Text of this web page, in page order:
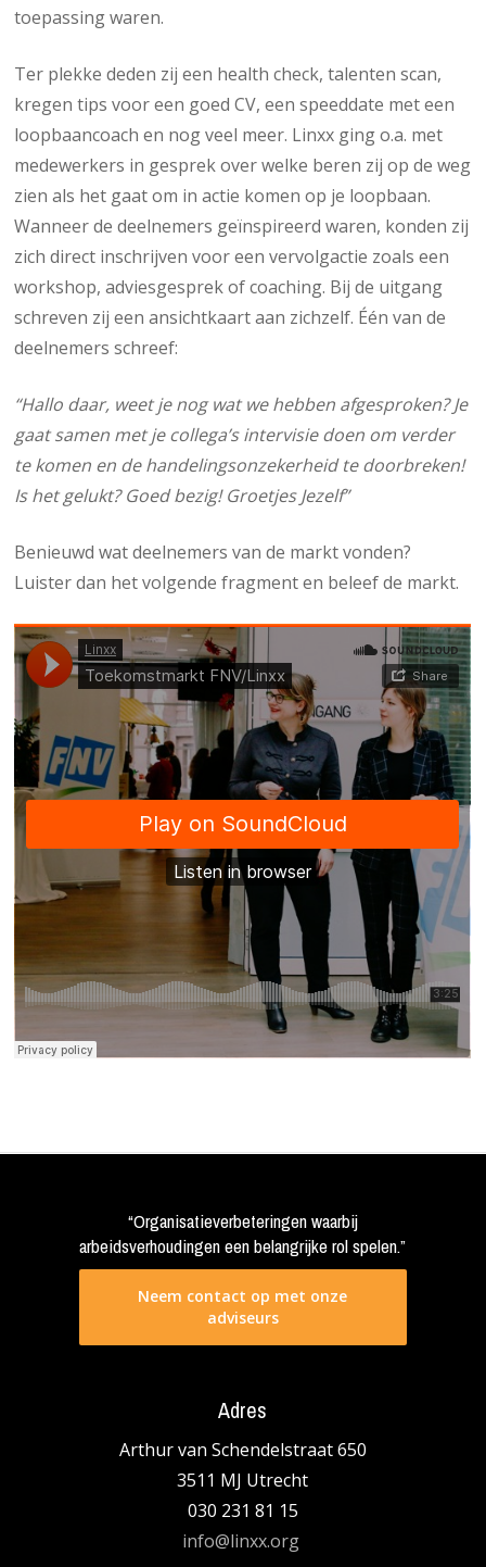
toepassing waren.
Ter plekke deden zij een health check, talenten scan,
kregen tips voor een goed CV, een speeddate met een
loopbaancoach en nog veel meer. Linxx ging o.a. met
medewerkers in gesprek over welke beren zij op de weg
zien als het gaat om in actie komen op je loopbaan.
Wanneer de deelnemers geïnspireerd waren, konden zij
zich direct inschrijven voor een vervolgactie zoals een
workshop, adviesgesprek of coaching. Bij de uitgang
schreven zij een ansichtkaart aan zichzelf. Één van de
deelnemers schreef:
“Hallo daar, weet je nog wat we hebben afgesproken? Je
gaat samen met je collega’s intervisie doen om verder
te komen en de handelingsonzekerheid te doorbreken!
Is het gelukt? Goed bezig! Groetjes Jezelf”
Benieuwd wat deelnemers van de markt vonden?
Luister dan het volgende fragment en beleef de markt.
“Organisatieverbeteringen waarbij
arbeidsverhoudingen een belangrijke rol spelen.”
Neem contact op met onze
adviseurs
Adres
Arthur van Schendelstraat 650
3511 MJ Utrecht
030 231 81 15
info@linxx.org